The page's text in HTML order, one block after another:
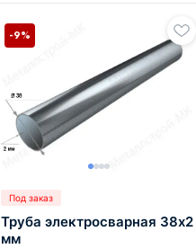
Под заказ
Труба электросварная 38х2
мм
-9%